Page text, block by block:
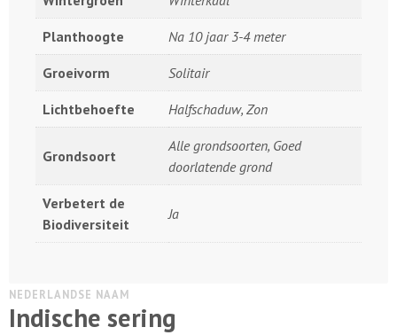
Planthoogte Na 10 jaar 3-4 meter
Groeivorm Solitair
Lichtbehoefte Halfschaduw, Zon
Grondsoort
Alle grondsoorten, Goed
doorlatende grond
Verbetert de
Biodiversiteit
Ja
NEDERLANDSE NAAM
Indische sering